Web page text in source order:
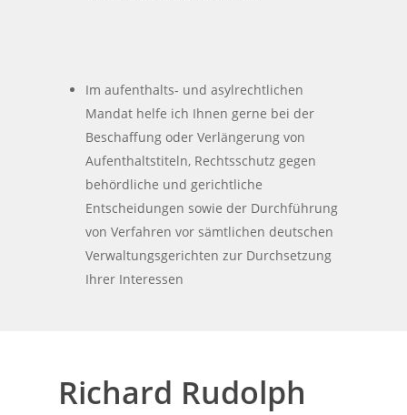
Im aufenthalts- und asylrechtlichen
Mandat helfe ich Ihnen gerne bei der
Beschaffung oder Verlängerung von
Aufenthaltstiteln, Rechtsschutz gegen
behördliche und gerichtliche
Entscheidungen sowie der Durchführung
von Verfahren vor sämtlichen deutschen
Verwaltungsgerichten zur Durchsetzung
Ihrer Interessen
Richard Rudolph